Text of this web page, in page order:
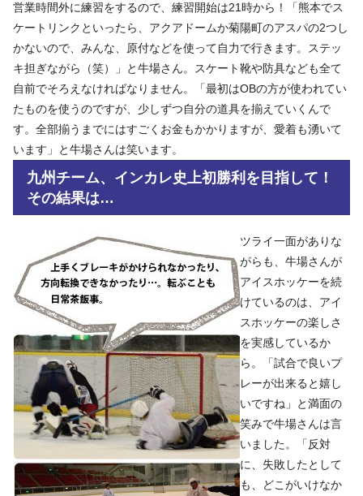
営業時間外に練習をするので、練習開始は21時から！「熊本でス
ケートリンクといったら、アクアドームか菊陽町のアスパの2つし
かないので、みんな、原付などを使って自力で行きます。ステッ
キ担ぎながら（笑）」と牛場さん。スケート靴や防具なども全て
自前でそろえなければなりません。「最初はOBの方が使われてい
たものを使うのですが、少しずつ自分の道具を揃えていくんで
す。全部揃うまでにはすごくお金もかかりますが、愛着も湧いて
います」と牛場さんは笑います。
九州チーム、インカレ史上初勝利を目指して！
その結果は…
ツライ一面がありな
がらも、牛場さんが
アイスホッケーを続
けているのは、アイ
スホッケーの楽しさ
を実感しているか
ら。「試合で良いプ
レーが出来ると嬉し
いですね」と満面の
笑みで牛場さんは言
いました。「反対
に、失敗したとして
も、どこがいけなか